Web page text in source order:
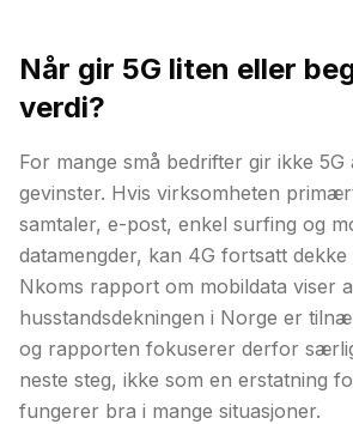
Når gir 5G liten eller
verdi?
For mange små bedrifter gir ikke 5G
gevinster. Hvis virksomheten
samtaler, e-post, enkel surfing og
datamengder, kan 4G fortsatt
Nkoms rapport om mobildata viser
husstandsdekningen i Norge er
og rapporten fokuserer derfor
neste steg, ikke som en erstatning
fungerer bra i mange situasjoner.